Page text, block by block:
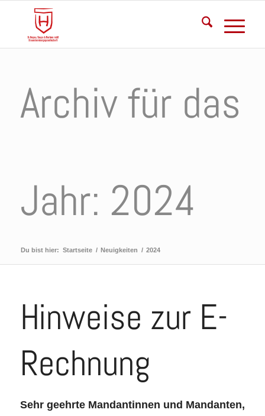
Archiv für das
Jahr: 2024
Du bist hier: Startseite / Neuigkeiten / 2024
Hinweise zur E-
Rechnung
Sehr geehrte Mandantinnen und Mandanten,